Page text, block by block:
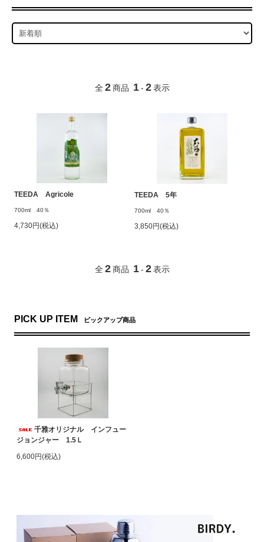
全 2 商品 1 - 2 表示
TEEDA Agricole
700ml 40％
4,730円(税込)
TEEDA 5年
700ml 40％
3,850円(税込)
全 2 商品 1 - 2 表示
PICK UP ITEM ピックアップ商品
千雅オリジナル インフュー
ジョンジャー 1.5Ｌ
6,600円(税込)